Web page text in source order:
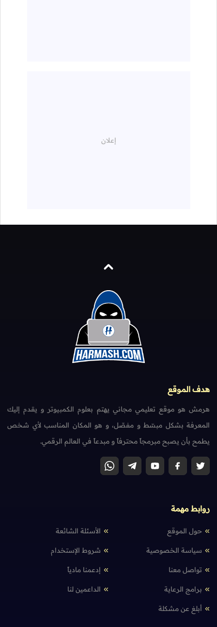
هدف الموقع
هرمش هو موقع تعليمي مجاني يهتم بعلوم الكمبيوتر و يقدم إليك
المعرفة بشكل مبسّط و مفصّل، و هو المكان المناسب لأي شخص
يطمح بأن يصبح مبرمجاً محترفاً و مبدعاً في العالم الرقمي.
روابط مهمة
حول الموقع الأسئلة الشائعة
سياسة الخصوصية شروط الإستخدام
تواصل معنا إدعمنا مادياً
برامج الرعاية الداعمين لنا
أبلغ عن مشكلة